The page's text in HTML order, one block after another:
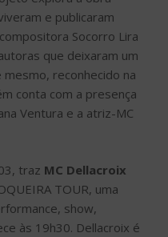
e publicaram
Socorro Lira
que deixaram um
reconhecido na
conta com a presença
Ventura e a atriz-MC
traz MC Dellacroix
TOUR, uma
show,
às 19h30. Dellacroix é